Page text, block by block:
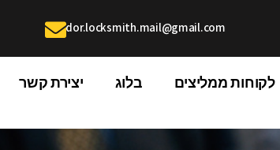
dor.locksmith.mail@gmail.com
לקוחות ממליצים בלוג יצירת קשר